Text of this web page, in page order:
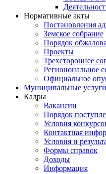
Нормативные акты
Постановления
Земское собрание
Порядок
Проекты
Трехстороннее
Регионональное
Официальное
Муниципальные услуги
Кадры
Вакансии
Порядок
Условия
Контактная
Условия и
Формы справок
Доходы
Информация